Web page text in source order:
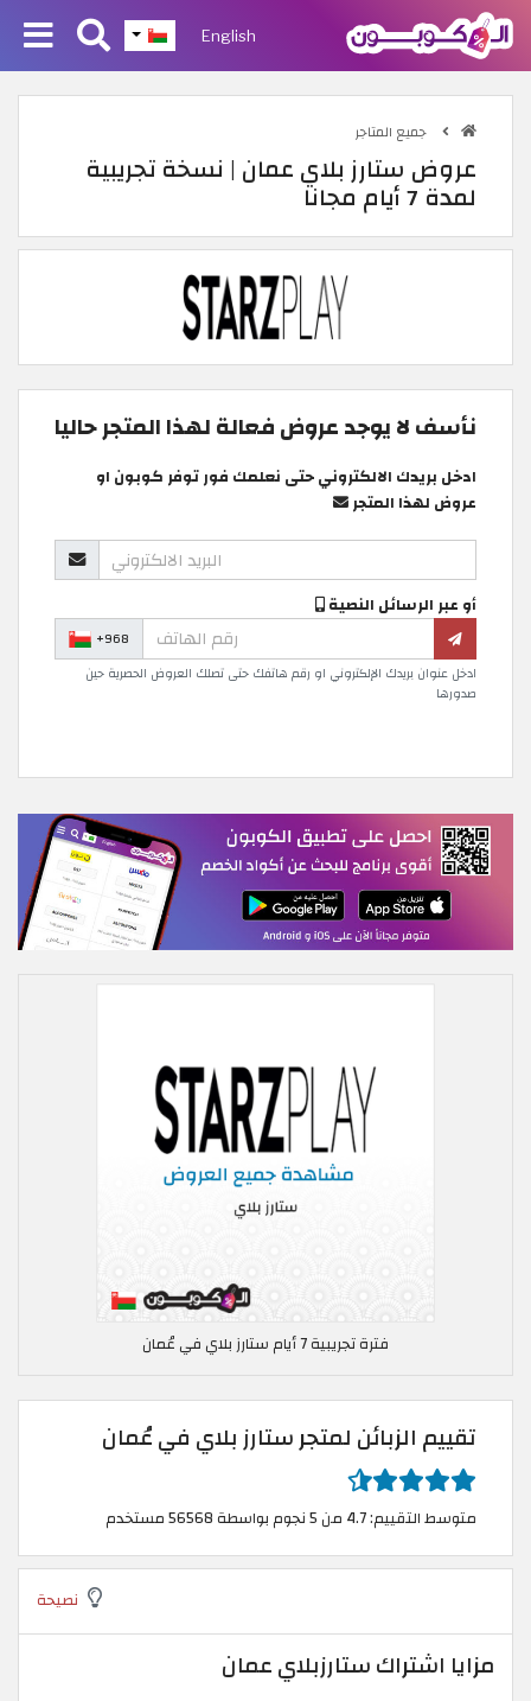
English
جميع المتاجر
عروض ستارز بلاي عمان | نسخة تجريبية
لمدة 7 أيام مجانا
نأسف لا يوجد عروض فعالة لهذا المتجر حاليا
ادخل بريدك الالكتروني حتى نعلمك فور توفر كوبون او
عروض لهذا المتجر
أو عبر الرسائل النصية
+968
ادخل عنوان بريدك الإلكتروني او رقم هاتفك حتى تصلك العروض الحصرية حين
صدورها
فترة تجريبية 7 أيام ستارز بلاي في عُمان
تقييم الزبائن لمتجر ستارز بلاي في عُمان
متوسط التقييم: 4.7 من 5 نجوم بواسطة 56568 مستخدم
نصيحة
مزايا اشتراك ستارزبلاي عمان